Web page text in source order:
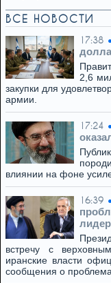
ВСЕ НОВОСТИ
17:38
2,6
закупки для
армии.
17:24
влиянии на фоне
16:39
встречу с
иранские власти
сообщения о